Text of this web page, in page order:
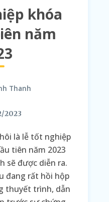
khóa
năm
Thanh
2023
là lễ tốt nghiệp
tiên năm 2023
sẽ được diễn ra.
đang rất hồi hộp
thuyết trình, dẫn